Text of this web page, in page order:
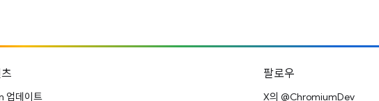
업데이트
팔로우
X의 @ChromiumDev